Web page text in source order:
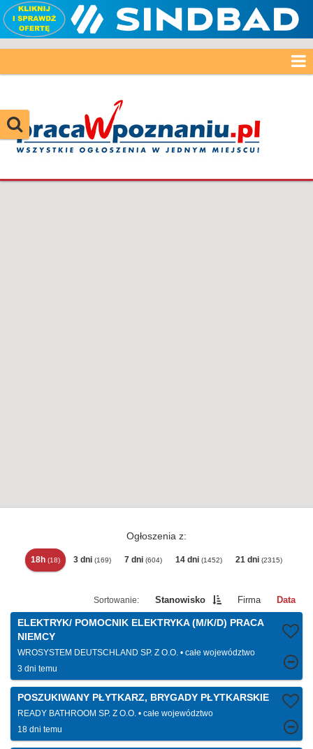
Ogłoszenia z:
18h (18) 3 dni (169) 7 dni (604) 14 dni (1452) 21 dni (2315)
Stanowisko Firma Data
ELEKTRYK/ POMOCNIK ELEKTRYKA (M/K/D) PRACA
NIEMCY
WROSYSTEM DEUTSCHLAND SP. Z O.O.
całe województwo
3 dni temu
POSZUKIWANY PŁYTKARZ, BRYGADY PŁYTKARSKIE
READY BATHROOM SP. Z O.O.
całe województwo
18 dni temu